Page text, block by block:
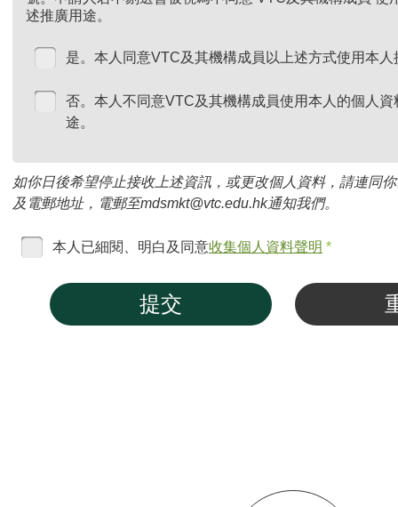
述推廣用途。
是。本人同意VTC及其機構成員以上述方式使用本
否。本人不同意VTC及其機構成員使用本人的個人
途。
如你日後希望停止接收上述資訊，或更改個人資料，請連同
及電郵地址，電郵至mdsmkt@vtc.edu.hk通知我們。
本人已細閱、明白及同意收集個人資料聲明 *
提交